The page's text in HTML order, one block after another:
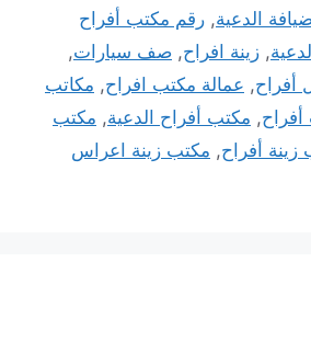
الدعية, رقم مكتب أفراح
, زينة افراح, صف سيارات,
أفراح, عمالة مكتب افراح, مكاتب
, مكتب أفراح الدعية, مكتب
زينة أفراح, مكتب زينة اعراس